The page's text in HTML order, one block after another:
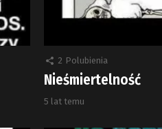
2 Polubienia
Nieśmiertelność
5 lat temu